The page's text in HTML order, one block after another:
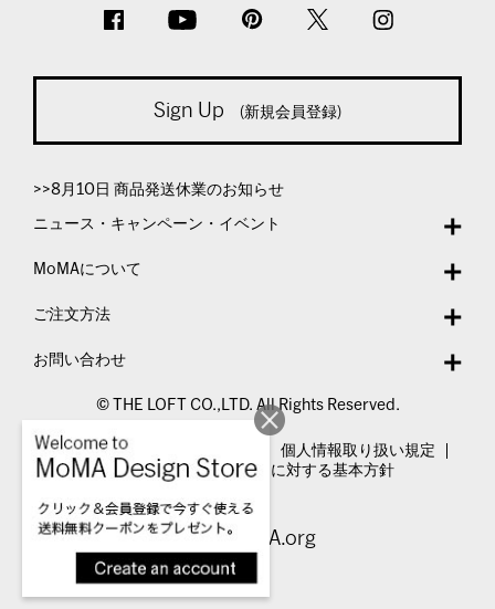
Sign Up (新規会員登録)
>>8月10日 商品発送休業のお知らせ
ニュース・キャンペーン・イベント
MoMAについて
ご注文方法
お問い合わせ
© THE LOFT CO.,LTD. All Rights Reserved.
特定商取引法表示
個人情報取り扱い規定
カスタマーハラスメントに対する基本方針
Visit MoMA.org